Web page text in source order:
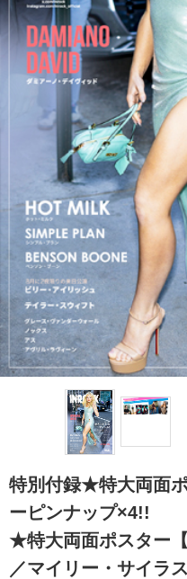
特別付録★特大両面
ーピンナップ×4!!
★特大両面ポスター
／マイリー・サイラス